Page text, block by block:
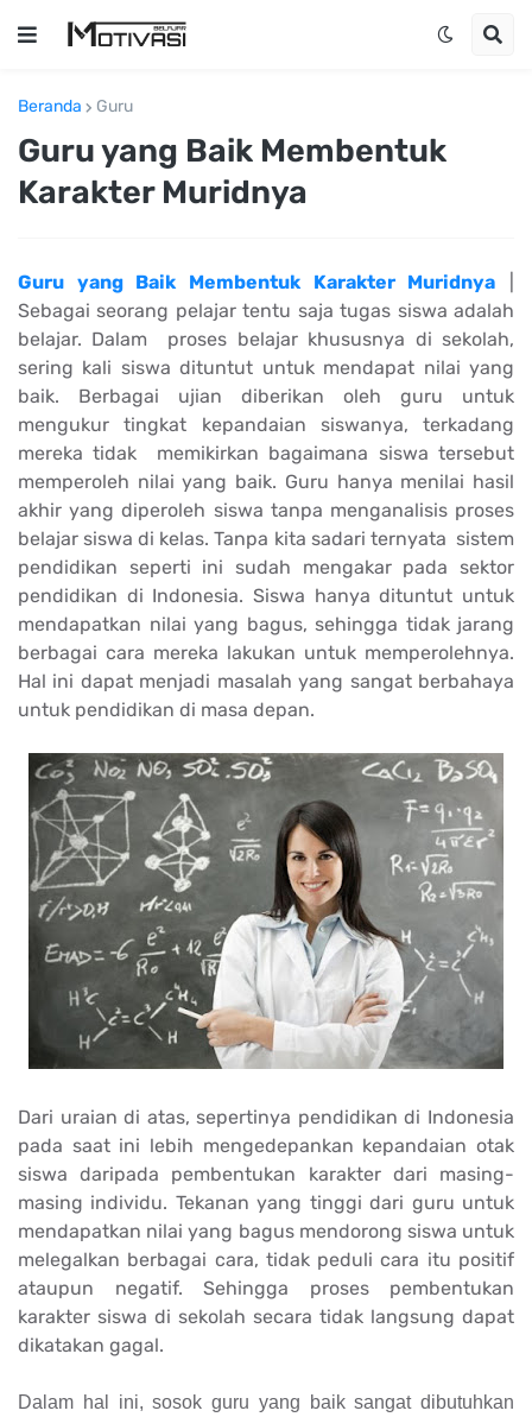
Beranda Guru
Guru yang Baik Membentuk
Karakter Muridnya
Guru yang Baik Membentuk Karakter Muridnya
Sebagai seorang pelajar tentu saja tugas siswa adalah
belajar. Dalam proses belajar khususnya di sekolah,
sering kali siswa dituntut untuk mendapat nilai yang
baik. Berbagai ujian diberikan oleh guru untuk
mengukur tingkat kepandaian siswanya, terkadang
mereka tidak memikirkan bagaimana siswa tersebut
memperoleh nilai yang baik. Guru hanya menilai hasil
akhir yang diperoleh siswa tanpa menganalisis proses
belajar siswa di kelas. Tanpa kita sadari ternyata sistem
pendidikan seperti ini sudah mengakar pada sektor
pendidikan di Indonesia. Siswa hanya dituntut untuk
mendapatkan nilai yang bagus, sehingga tidak jarang
berbagai cara mereka lakukan untuk memperolehnya.
Hal ini dapat menjadi masalah yang sangat berbahaya
untuk pendidikan di masa depan.
Dari uraian di atas, sepertinya pendidikan di Indonesia
pada saat ini lebih mengedepankan kepandaian otak
siswa daripada pembentukan karakter dari masing-
masing individu. Tekanan yang tinggi dari guru untuk
mendapatkan nilai yang bagus mendorong siswa untuk
melegalkan berbagai cara, tidak peduli cara itu positif
ataupun negatif. Sehingga proses pembentukan
karakter siswa di sekolah secara tidak langsung dapat
dikatakan gagal.
Dalam hal ini, sosok guru yang baik sangat dibutuhkan